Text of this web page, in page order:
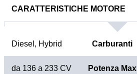
CARATTERISTICHE MOTORE
Diesel, Hybrid Carburanti
da 136 a 233 CV Potenza Max